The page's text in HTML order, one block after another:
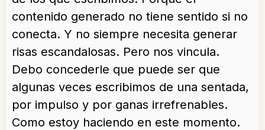
contenido generado no tiene sentido si no
conecta. Y no siempre necesita generar
risas escandalosas. Pero nos vincula.
Debo concederle que puede ser que
algunas veces escribimos de una sentada,
por impulso y por ganas irrefrenables.
Como estoy haciendo en este momento.